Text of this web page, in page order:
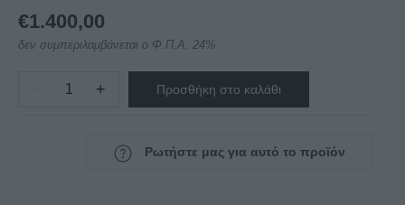
€1.400,00
δεν συμπεριλαμβάνεται ο Φ.Π.Α. 24%
ΚΡΕΑΤΟΜΗΧΑΝΗ
+ Προσθήκη στο καλάθι
Ρωτήστε μας για αυτό το προϊόν